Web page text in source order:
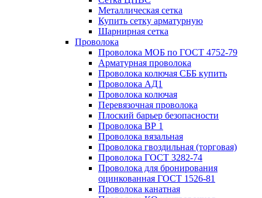
Металлическая сетка
Купить сетку арматурную
Шарнирная сетка
Проволока
Проволока МОБ по ГОСТ 4752-79
Арматурная проволока
Проволока колючая СББ купить
Проволока АД1
Проволока колючая
Перевязочная проволока
Плоский барьер безопасности
Проволока ВР 1
Проволока вязальная
Проволока гвоздильная (торговая)
Проволока ГОСТ 3282-74
Проволока для бронирования
оцинкованная ГОСТ 1526-81
Проволока канатная